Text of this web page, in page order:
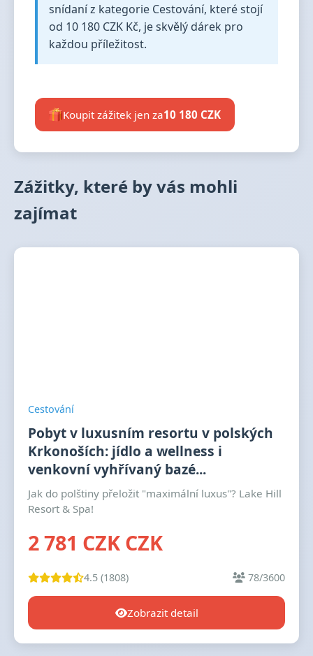
snídaní z kategorie Cestování, které stojí
od 10 180 CZK Kč, je skvělý dárek pro
každou příležitost.
Koupit zážitek jen za10 180 CZK
Zážitky, které by vás mohli
zajímat
Cestování
Pobyt v luxusním resortu v polských
Krkonoších: jídlo a wellness i
venkovní vyhřívaný bazé...
Jak do polštiny přeložit "maximální luxus"? Lake Hill
Resort & Spa!
2 781 CZK CZK
4.5 (1808) 78/3600
Zobrazit detail